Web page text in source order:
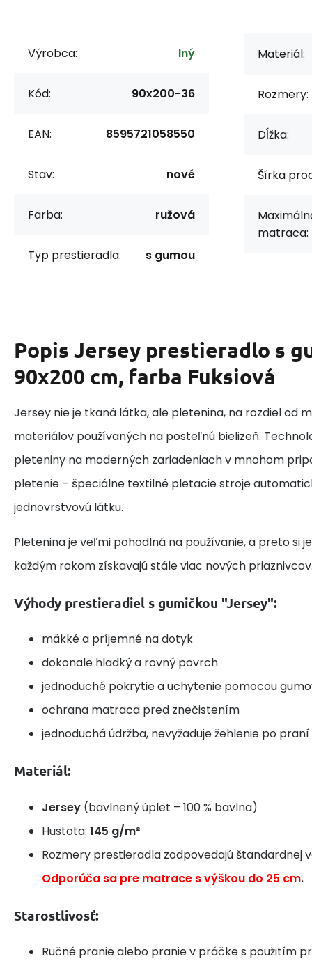
Výrobca: Iný
Kód: 90x200-36
EAN: 8595721058550
Stav: nové
Farba: ružová
Typ prestieradla: s gumou
Materiál:
Rozmery:
Dĺžka:
Šírka
matraca:
Popis Jersey prestieradlo s
90x200 cm, farba Fuksiová
Jersey nie je tkaná látka, ale pletenina, na rozdiel od
materiálov používaných na posteľnú bielizeň.
pleteniny na moderných zariadeniach v mnohom
pletenie – špeciálne textilné pletacie stroje
jednovrstvovú látku.
Pletenina je veľmi pohodlná na používanie, a preto si
každým rokom získavajú stále viac nových
Výhody prestieradiel s gumičkou "Jersey":
mäkké a príjemné na dotyk
dokonale hladký a rovný povrch
jednoduché pokrytie a uchytenie pomocou
ochrana matraca pred znečistením
jednoduchá údržba, nevyžaduje žehlenie po praní
Materiál:
Jersey (bavlnený úplet – 100 % bavlna)
Hustota: 145 g/m²
Rozmery prestieradla zodpovedajú štandardnej
Odporúča sa pre matrace s výškou do 25 cm.
Starostlivosť:
Ručné pranie alebo pranie v práčke s použitím